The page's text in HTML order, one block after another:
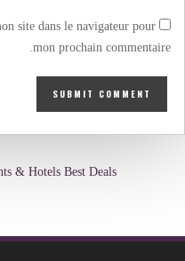
site dans le navigateur pour
mon prochain commentaire.
& Hotels Best Deals